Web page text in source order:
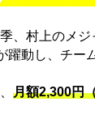
、村上のメ
躍動し、チー
月額2,300円